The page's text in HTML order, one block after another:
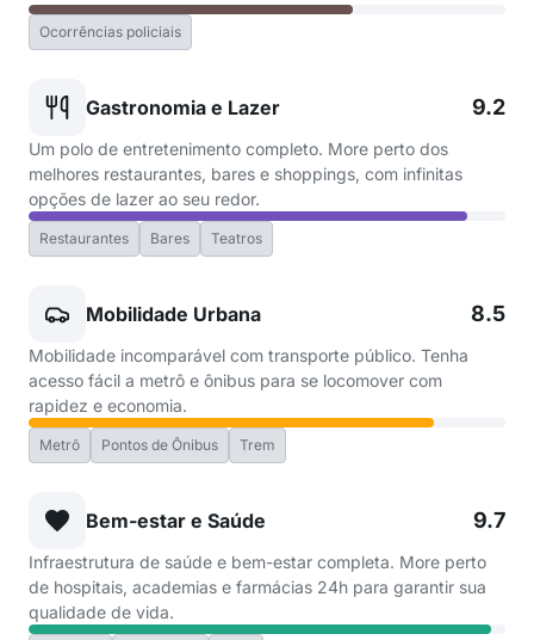
Ocorrências policiais
Gastronomia e Lazer 9.2
Um polo de entretenimento completo. More perto dos
melhores restaurantes, bares e shoppings, com infinitas
opções de lazer ao seu redor.
Restaurantes Bares Teatros
Mobilidade Urbana 8.5
Mobilidade incomparável com transporte público. Tenha
acesso fácil a metrô e ônibus para se locomover com
rapidez e economia.
Metrô Pontos de Ônibus Trem
Bem-estar e Saúde 9.7
Infraestrutura de saúde e bem-estar completa. More perto
de hospitais, academias e farmácias 24h para garantir sua
qualidade de vida.